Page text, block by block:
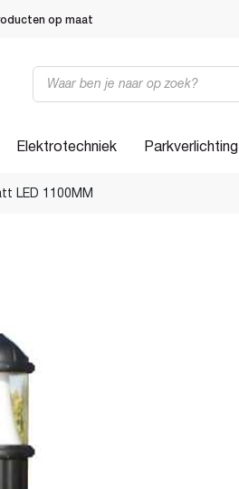
Producten
zoeken
Elektrotechniek Parkverlichting
LED 1100MM